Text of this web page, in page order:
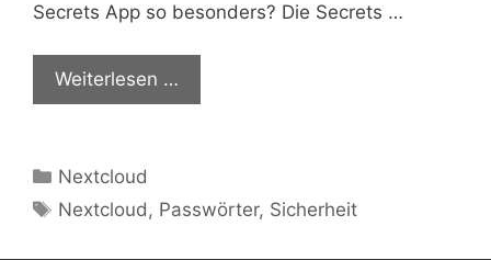
Secrets App so besonders? Die Secrets …
Weiterlesen …
Kategorien
Nextcloud
Schlagwörter
Nextcloud , Passwörter, Sicherheit